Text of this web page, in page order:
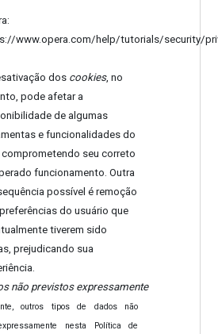
www.opera.com/help/tutorials/security/
dos cookies, no
pode afetar a
de algumas
e funcionalidades do
comprometendo seu correto
funcionamento. Outra
possível é remoção
do usuário que
tiverem sido
prejudicando sua
não previstos expressamente
outros tipos de dados não
nesta Política de